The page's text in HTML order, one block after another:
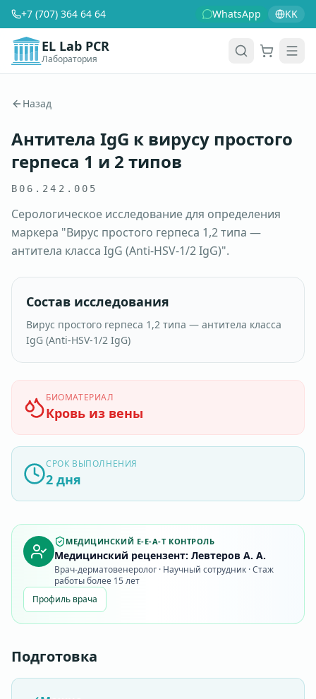
+7 (707) 364 64 64 WhatsApp KK
EL Lab PCR
Лаборатория
Назад
Антитела IgG к вирусу простого
герпеса 1 и 2 типов
B06.242.005
Серологическое исследование для определения
маркера "Вирус простого герпеса 1,2 типа —
антитела класса IgG (Anti-HSV-1/2 IgG)".
Состав исследования
Вирус простого герпеса 1,2 типа — антитела класса
IgG (Anti-HSV-1/2 IgG)
БИОМАТЕРИАЛ
Кровь из вены
СРОК ВЫПОЛНЕНИЯ
2 дня
МЕДИЦИНСКИЙ E-E-A-T КОНТРОЛЬ
Медицинский рецензент: Левтеров А. А.
Врач-дерматовенеролог · Научный сотрудник · Стаж
работы более 15 лет
Профиль врача
Подготовка